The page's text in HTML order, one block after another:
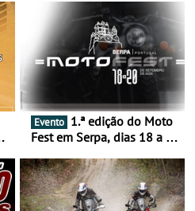
Evento
Fest em Serpa, dias 18 a 20
duas rodas invade o Baixo
Alentejo